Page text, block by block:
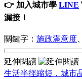
👉 加入城市學 LINE
漏接！
關鍵字： 施政滿意度
延伸閱讀
生活半徑縮短，城市